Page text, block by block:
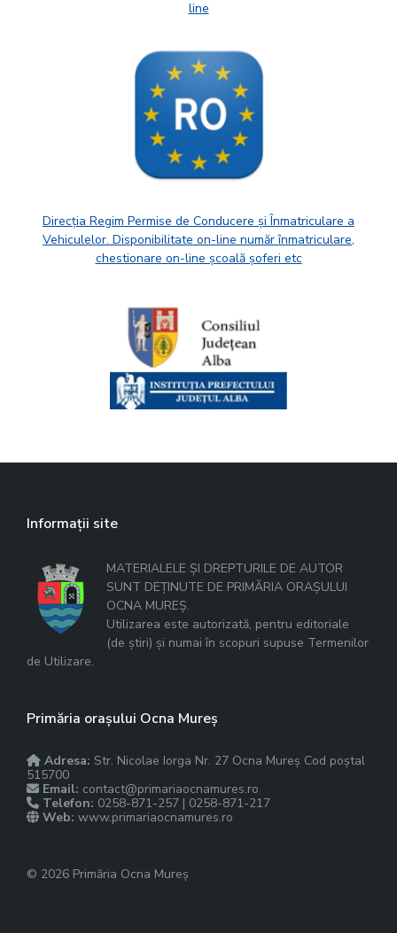
line
Direcția Regim Permise de Conducere și Înmatriculare a
Vehiculelor. Disponibilitate on-line număr înmatriculare,
chestionare on-line școală șoferi etc
Informații site
MATERIALELE ȘI DREPTURILE DE AUTOR
SUNT DEȚINUTE DE PRIMĂRIA ORAȘULUI
OCNA MUREȘ.
Utilizarea este autorizată, pentru editoriale
(de știri) și numai în scopuri supuse Termenilor
de Utilizare.
Primăria orașului Ocna Mureș
Adresa: Str. Nicolae Iorga Nr. 27 Ocna Mureș Cod poștal
515700
Email: contact@primariaocnamures.ro
Telefon: 0258-871-257 | 0258-871-217
Web: www.primariaocnamures.ro
© 2026 Primăria Ocna Mureș